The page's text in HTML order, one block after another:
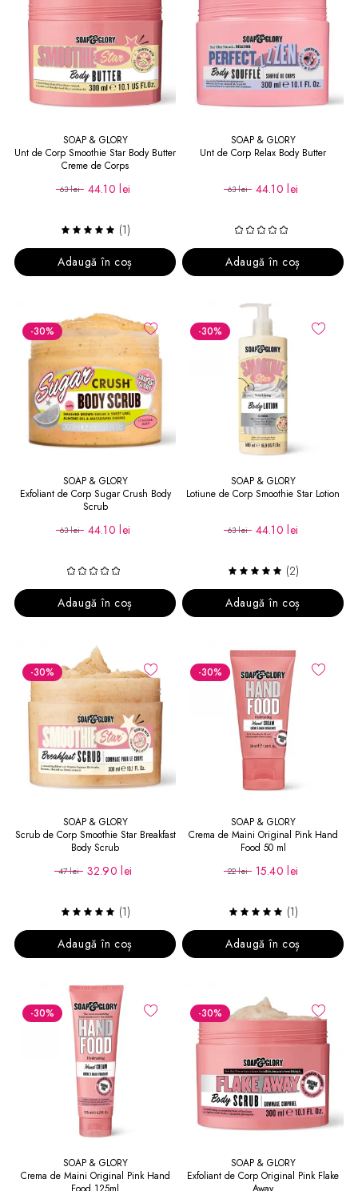
SOAP & GLORY
Unt de Corp Smoothie Star Body Butter
Creme de Corps
63 lei 44.10 lei
(1)
Adaugă în coș
SOAP & GLORY
Unt de Corp Relax Body Butter
63 lei 44.10 lei
Adaugă în coș
-30%
SOAP & GLORY
Exfoliant de Corp Sugar Crush Body
Scrub
63 lei 44.10 lei
Adaugă în coș
-30%
SOAP & GLORY
Lotiune de Corp Smoothie Star Lotion
63 lei 44.10 lei
(2)
Adaugă în coș
-30%
SOAP & GLORY
Scrub de Corp Smoothie Star Breakfast
Body Scrub
47 lei 32.90 lei
(1)
Adaugă în coș
-30%
SOAP & GLORY
Crema de Maini Original Pink Hand
Food 50 ml
22 lei 15.40 lei
(1)
Adaugă în coș
-30%
SOAP & GLORY
Crema de Maini Original Pink Hand
-30%
SOAP & GLORY
Exfoliant de Corp Original Pink Flake